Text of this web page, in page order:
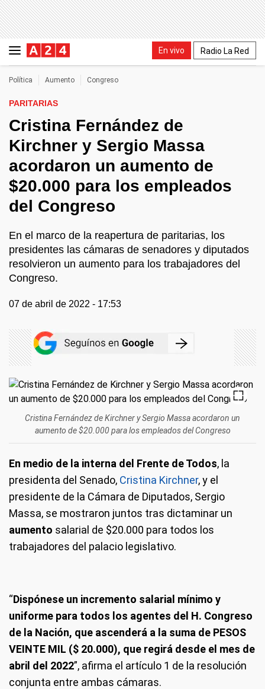
En vivo Radio La Red
Política Aumento Congreso
PARITARIAS
Cristina Fernández de
Kirchner y Sergio Massa
acordaron un aumento de
$20.000 para los empleados
del Congreso
En el marco de la reapertura de paritarias, los
presidentes las cámaras de senadores y diputados
resolvieron un aumento para los trabajadores del
Congreso.
07 de abril de 2022 - 17:53
Cristina Fernández de Kirchner y Sergio Massa acordaron un
aumento de $20.000 para los empleados del Congreso
En medio de la interna del Frente de Todos, la
presidenta del Senado, Cristina Kirchner, y el
presidente de la Cámara de Diputados, Sergio
Massa, se mostraron juntos tras dictaminar un
aumento salarial de $20.000 para todos los
trabajadores del palacio legislativo.
“Dispónese un incremento salarial mínimo y
uniforme para todos los agentes del H. Congreso
de la Nación, que ascenderá a la suma de PESOS
VEINTE MIL ($ 20.000), que regirá desde el mes de
abril del 2022”, afirma el artículo 1 de la resolución
conjunta entre ambas cámaras.